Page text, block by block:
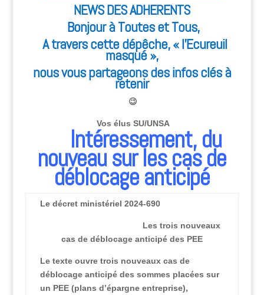
NEWS DES ADHERENTS
Bonjour à Toutes et Tous,
A travers cette dépêche, « l’Ecureuil
masqué »,
nous vous partageons des infos clés à
retenir
😉
Vos élus SU/UNSA
Intéressement, du
nouveau sur les cas de
déblocage anticipé
Le décret ministériel 2024-690
Les trois nouveaux
cas de déblocage anticipé des PEE
Le texte ouvre trois nouveaux cas de
déblocage anticipé des sommes placées sur
un PEE (plans d’épargne entreprise),